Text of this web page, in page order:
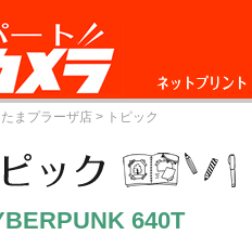
ネットプリント
まプラーザ店 > トピック
640T